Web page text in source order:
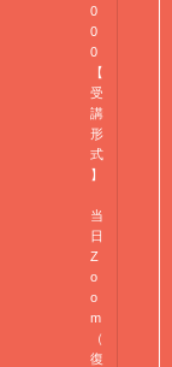
0
0
0
【
受
講
形
式
】
当
日
Z
o
o
m
（
復